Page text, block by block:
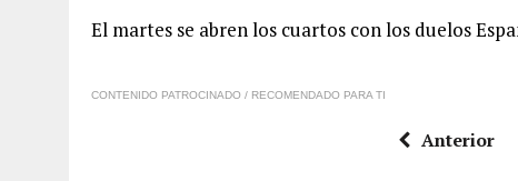
El martes se abren los cuartos con los duelos
CONTENIDO PATROCINADO / RECOMENDADO PARA TI
Anterior